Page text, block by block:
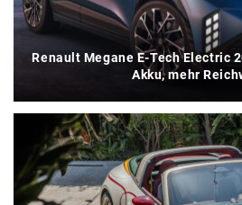
Renault Megane E-Tech Electric
Akku, mehr